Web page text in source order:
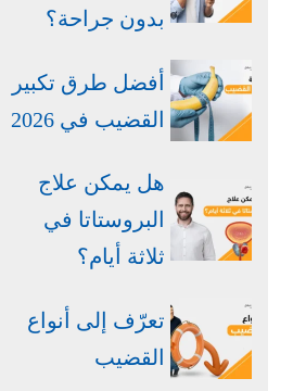
بدون جراحة​؟
أفضل طرق تكبير
القضيب في 2026
هل يمكن علاج
البروستاتا في
ثلاثة أيام؟
تعرّف إلى أنواع
القضيب